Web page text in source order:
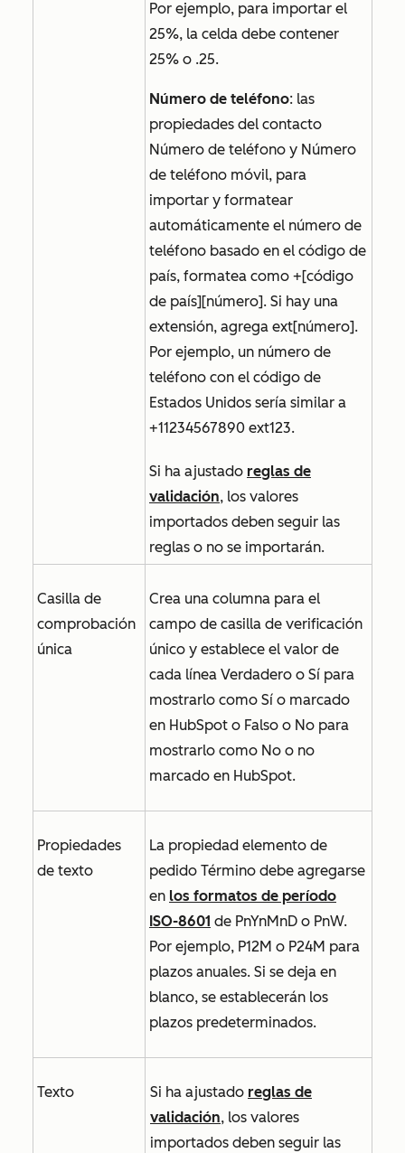
Por ejemplo, para importar el
25%, la celda debe contener
25% o .25.
Número de teléfono: las
propiedades del contacto
Número de teléfono y Número
de teléfono móvil, para
importar y formatear
automáticamente el número de
teléfono basado en el código de
país, formatea como +[código
de país][número]. Si hay una
extensión, agrega ext[número].
Por ejemplo, un número de
teléfono con el código de
Estados Unidos sería similar a
+11234567890 ext123.
Si ha ajustado reglas de
validación, los valores
importados deben seguir las
reglas o no se importarán.
Casilla de
comprobación
única
Crea una columna para el
campo de casilla de verificación
único y establece el valor de
cada línea Verdadero o Sí para
mostrarlo como Sí o marcado
en HubSpot o Falso o No para
mostrarlo como No o no
marcado en HubSpot.
Propiedades
de texto
La propiedad elemento de
pedido Término debe agregarse
en los formatos de período
ISO-8601 de PnYnMnD o PnW.
Por ejemplo, P12M o P24M para
plazos anuales. Si se deja en
blanco, se establecerán los
plazos predeterminados.
Texto Si ha ajustado reglas de
validación, los valores
importados deben seguir las